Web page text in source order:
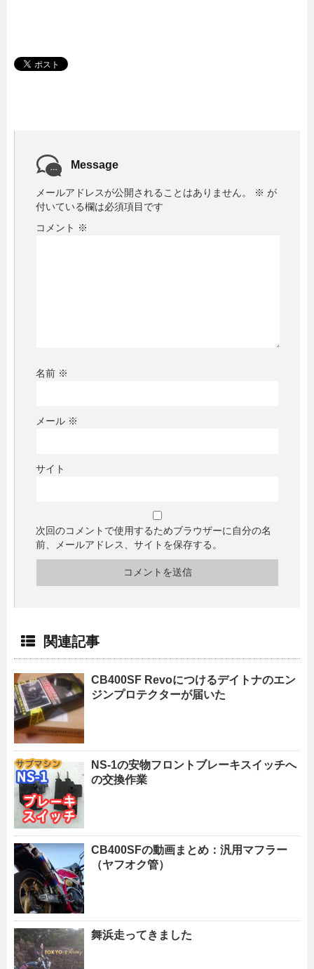
Message
メールアドレスが公開されることはありません。 ※ が
付いている欄は必須項目です
コメント ※
名前 ※
メール ※
サイト
次回のコメントで使用するためブラウザーに自分の名
前、メールアドレス、サイトを保存する。
関連記事
CB400SF Revoにつけるデイトナのエン
ジンプロテクターが届いた
NS-1の安物フロントブレーキスイッチへ
の交換作業
CB400SFの動画まとめ：汎用マフラー
（ヤフオク管）
舞浜走ってきました